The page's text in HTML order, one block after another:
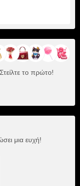
το πρώτο!
μια ευχή!